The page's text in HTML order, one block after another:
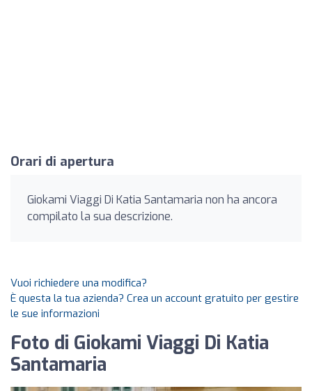
Orari di apertura
Giokami Viaggi Di Katia Santamaria non ha ancora
compilato la sua descrizione.
Vuoi richiedere una modifica?
È questa la tua azienda? Crea un account gratuito per gestire
le sue informazioni
Foto di Giokami Viaggi Di Katia
Santamaria